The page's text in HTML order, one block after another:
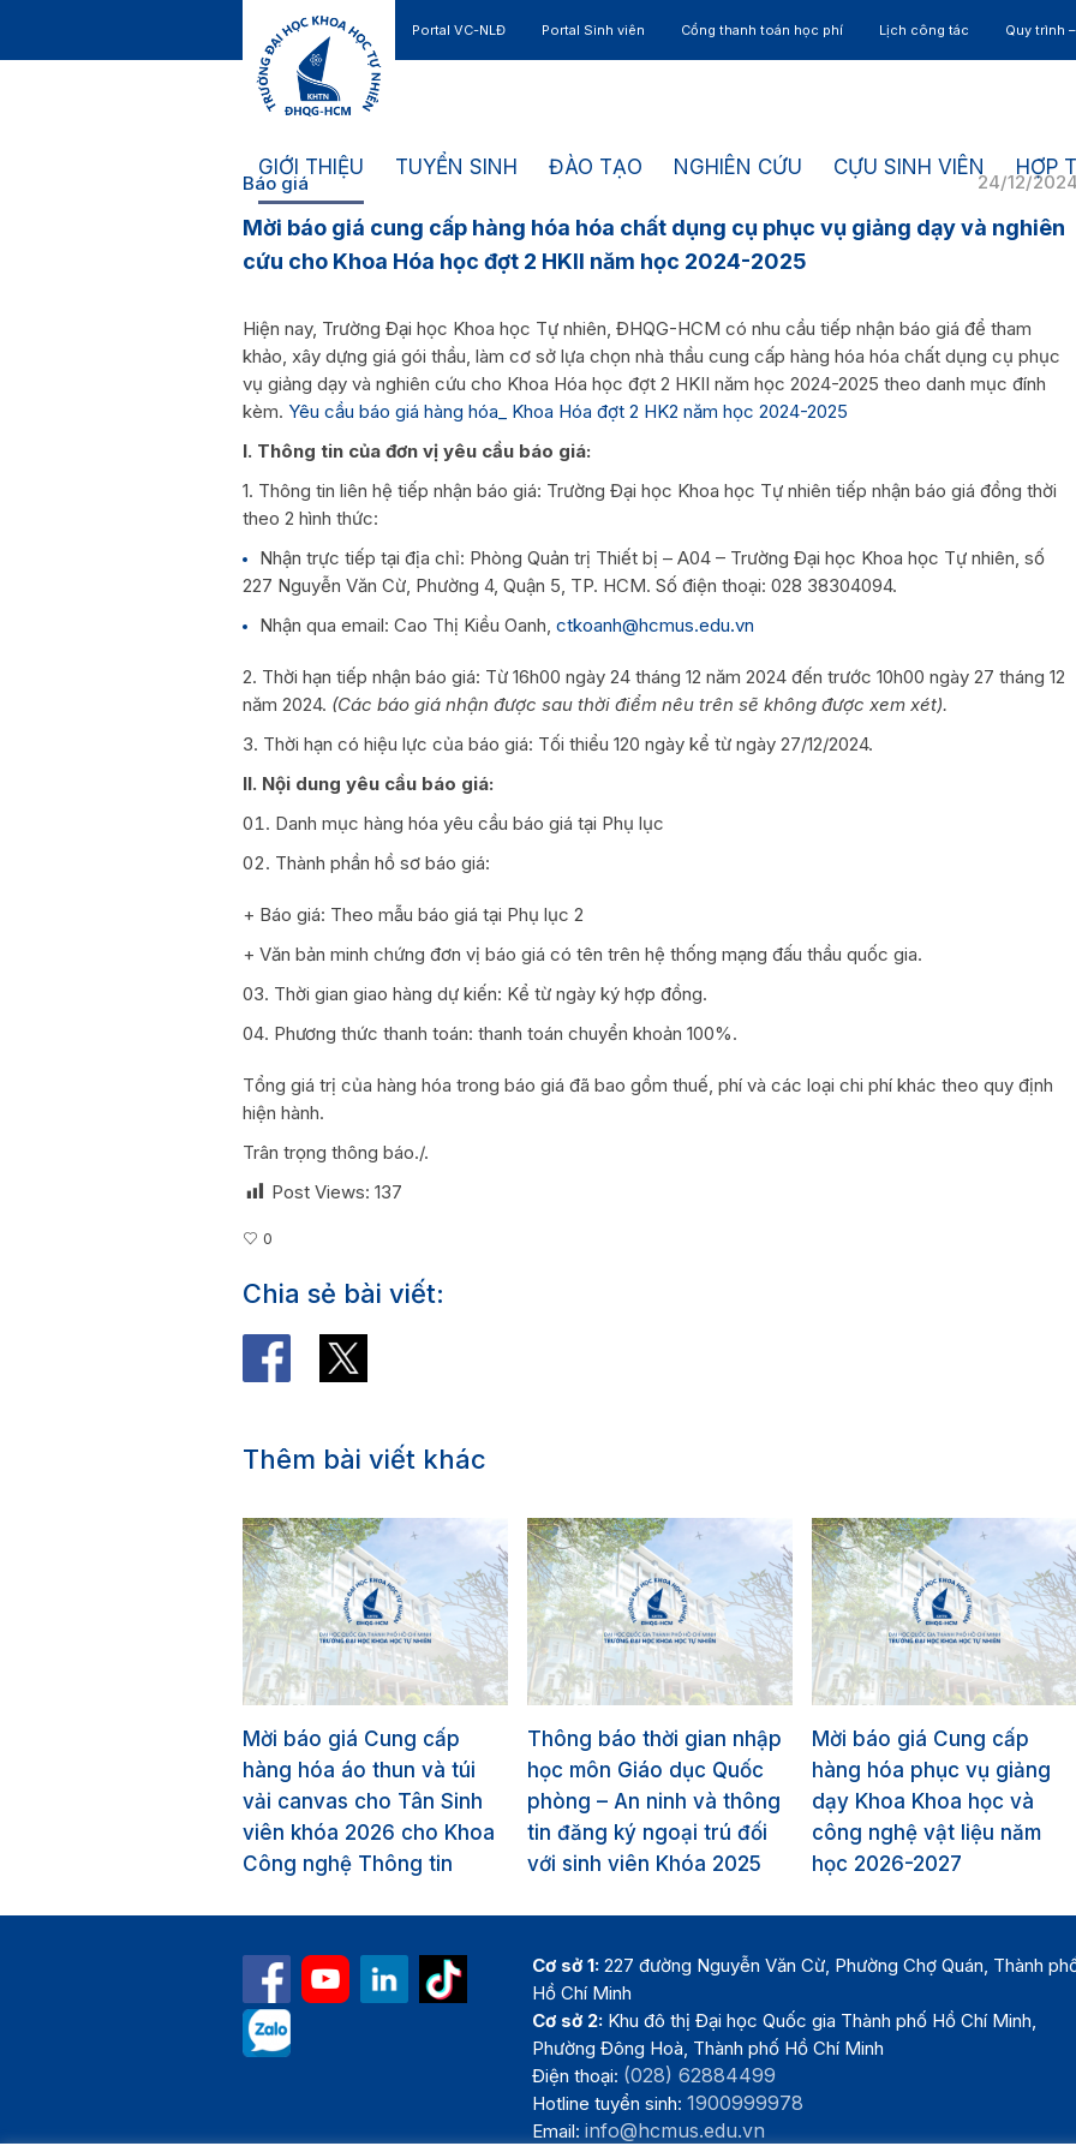
Portal VC-NLĐ Portal Sinh viên Cổng thanh toán học phí Lịch công tác Quy trình
GIỚI THIỆU TUYỂN SINH ĐÀO TẠO NGHIÊN CỨU CỰU SINH VIÊN HỢP
24/12/
Báo giá
Mời báo giá cung cấp hàng hóa hóa chất dụng cụ phục vụ giảng dạy và nghiên
cứu cho Khoa Hóa học đợt 2 HKII năm học 2024-2025
Hiện nay, Trường Đại học Khoa học Tự nhiên, ĐHQG-HCM có nhu cầu tiếp nhận báo giá để tham
khảo, xây dựng giá gói thầu, làm cơ sở lựa chọn nhà thầu cung cấp hàng hóa hóa chất dụng cụ phục
vụ giảng dạy và nghiên cứu cho Khoa Hóa học đợt 2 HKII năm học 2024-2025 theo danh mục đính
kèm. Yêu cầu báo giá hàng hóa_ Khoa Hóa đợt 2 HK2 năm học 2024-2025
I. Thông tin của đơn vị yêu cầu báo giá:
1. Thông tin liên hệ tiếp nhận báo giá: Trường Đại học Khoa học Tự nhiên tiếp nhận báo giá đồng thời
theo 2 hình thức:
Nhận trực tiếp tại địa chỉ: Phòng Quản trị Thiết bị – A04 – Trường Đại học Khoa học Tự nhiên, số
227 Nguyễn Văn Cừ, Phường 4, Quận 5, TP. HCM. Số điện thoại: 028 38304094.
Nhận qua email: Cao Thị Kiều Oanh, ctkoanh@hcmus.edu.vn
2. Thời hạn tiếp nhận báo giá: Từ 16h00 ngày 24 tháng 12 năm 2024 đến trước 10h00 ngày 27 tháng 12
năm 2024. (Các báo giá nhận được sau thời điểm nêu trên sẽ không được xem xét).
3. Thời hạn có hiệu lực của báo giá: Tối thiểu 120 ngày kể từ ngày 27/12/2024.
II. Nội dung yêu cầu báo giá:
Danh mục hàng hóa yêu cầu báo giá tại Phụ lục
Thành phần hồ sơ báo giá:
+ Báo giá: Theo mẫu báo giá tại Phụ lục 2
+ Văn bản minh chứng đơn vị báo giá có tên trên hệ thống mạng đấu thầu quốc gia.
Thời gian giao hàng dự kiến: Kể từ ngày ký hợp đồng.
Phương thức thanh toán: thanh toán chuyển khoản 100%.
Tổng giá trị của hàng hóa trong báo giá đã bao gồm thuế, phí và các loại chi phí khác theo quy định
hiện hành.
Trân trọng thông báo./.
Post Views: 137
0
Chia sẻ bài viết:
Thêm bài viết khác
Mời báo giá Cung cấp
hàng hóa áo thun và túi
vải canvas cho Tân Sinh
viên khóa 2026 cho Khoa
Công nghệ Thông tin
Thông báo thời gian nhập
học môn Giáo dục Quốc
phòng – An ninh và thông
tin đăng ký ngoại trú đối
với sinh viên Khóa 2025
Mời báo giá Cung cấp
hàng hóa phục vụ giảng
dạy Khoa Khoa học và
công nghệ vật liệu năm
học 2026-2027
Cơ sở 1: 227 đường Nguyễn Văn Cừ, Phường Chợ Quán, Thành
Hồ Chí Minh
Cơ sở 2: Khu đô thị Đại học Quốc gia Thành phố Hồ Chí Minh,
Phường Đông Hoà, Thành phố Hồ Chí Minh
Điện thoại: (028) 62884499
Hotline tuyển sinh:1900999978
Email:info@hcmus.edu.vn